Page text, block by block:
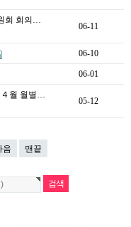
회 회의…
06-11
06-10
06-01
４월 월별…
05-12
음 맨끝